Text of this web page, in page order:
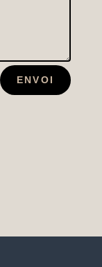
ENVOI